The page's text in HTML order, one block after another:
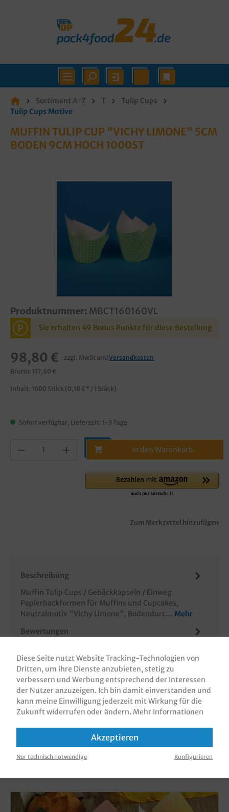
Sortiment A-Z T
Tulip Cups
Tulip Cups Motive
MUFFIN TULIP CUP "VICHY LIMONE" 5CM
BODEN 9CM HOCH 1000ST
Produktnummer: MBCT160160VL
P Sie erhalten 49 Bonus Punkte für diese Bestellung
98,80 € zzgl. MwSt und Versandkosten
Brutto: 117,60 €
Inhalt: 1000 Stück (0,10 €* / 1 Stück)
Sofort verfügbar, Lieferzeit: 1-3 Tage
In den Warenkorb
Zum Merkzettel hinzufügen
Beschreibung
Muffin Tulip Cups / Gebäckkapseln / Einweg
Papierbackformen für Muffins und Cupcakes,
Neutralmotiv "Vichy Limone", Bodendurc… Mehr
Bewertungen
KUNDEN, DIE DIESES PRODUKT GEKAUFT
HABEN, HABEN AUCH DIESE PRODUKTE
Diese Seite nutzt Website Tracking-Technologien von
Dritten, um ihre Dienste anzubieten, stetig zu
verbessern und Werbung entsprechend der Interessen
der Nutzer anzuzeigen. Ich bin damit einverstanden und
kann meine Einwilligung jederzeit mit Wirkung für die
Zukunft widerrufen oder ändern. Mehr Informationen
Akzeptieren
Nur technisch notwendige Konfigurieren